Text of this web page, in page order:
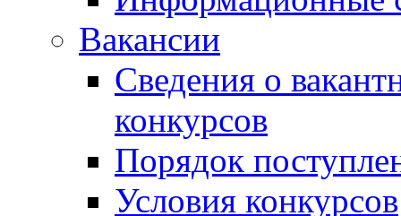
Вакансии
Сведения о
конкурсов
Порядок
Условия конкурсов